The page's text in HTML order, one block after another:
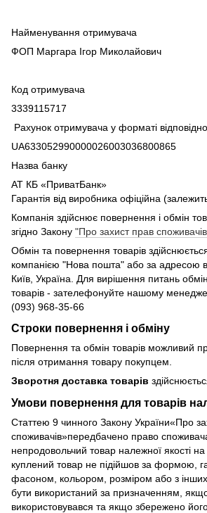
Найменування отримувача
ФОП Маргара Ігор Миколайович
Код отримувача
3339115717
Рахунок отримувача у форматі
UA633052990000026003036800865
Назва банку
АТ КБ «ПриватБанк»
Гарантія від виробника офіційна
Компанія здійснює повернення і обмін
згідно Закону "Про захист прав
Обмін та повернення товарів
компанією "Нова пошта" або за адресою
Київ, Україна. Для вирішення питань
товарів - зателефонуйте нашому
(093) 968-35-66
Строки повернення і обміну
Повернення та обмін товарів можливий
після отримання товару покупцем.
Зворотня доставка товарів
Умови повернення для товарів
Статтею 9 чинного Закону України«Про
споживачів»передбачено право
непродовольчий товар належної якості
куплений товар не підійшов за формою,
фасоном, кольором, розміром або з
бути використаний за призначенням,
використовувався та якщо збережено